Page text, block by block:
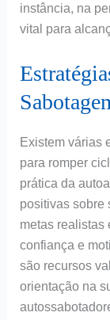
instância, na
vital para
Existem várias
para romper
prática da
positivas sobre
metas realistas
confiança e
são recursos
orientação na